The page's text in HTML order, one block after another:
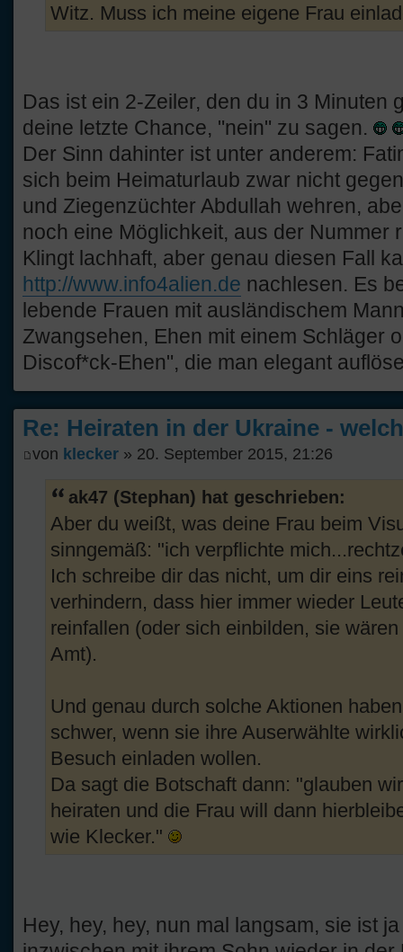
Witz. Muss ich meine eigene Frau
Das ist ein 2-Zeiler, den du in 3 Minuten
deine letzte Chance, "nein" zu sagen.
Der Sinn dahinter ist unter anderem:
sich beim Heimaturlaub zwar nicht
und Ziegenzüchter Abdullah wehren,
noch eine Möglichkeit, aus der Nummer
Klingt lachhaft, aber genau diesen Fall
http://www.info4alien.de nachlesen. Es
lebende Frauen mit ausländischem
Zwangsehen, Ehen mit einem Schläger
Discof*ck-Ehen", die man elegant
Re: Heiraten in der Ukraine -
von klecker » 20. September 2015, 21:26
ak47 (Stephan) hat geschrieben:
Aber du weißt, was deine Frau beim
sinngemäß: "ich verpflichte
Ich schreibe dir das nicht, um dir eins
verhindern, dass hier immer wieder
reinfallen (oder sich einbilden, sie
Amt).
Und genau durch solche Aktionen
schwer, wenn sie ihre Auserwählte
Besuch einladen wollen.
Da sagt die Botschaft dann: "glauben
heiraten und die Frau will dann
wie Klecker."
Hey, hey, hey, nun mal langsam, sie ist